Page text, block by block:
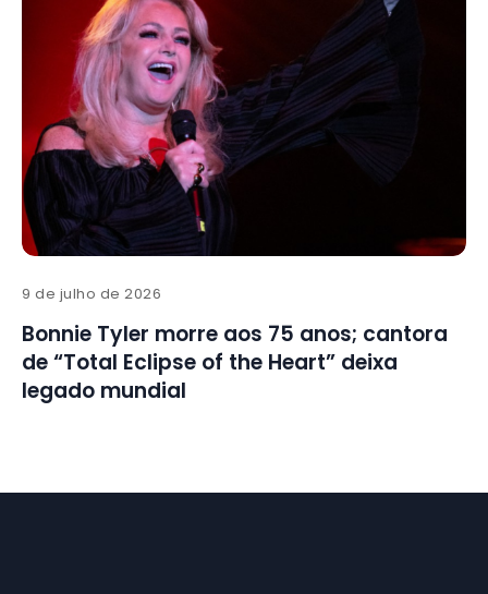
9 de julho de 2026
Bonnie Tyler morre aos 75 anos; cantora
de “Total Eclipse of the Heart” deixa
legado mundial